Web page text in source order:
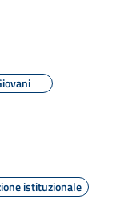
istituzionale